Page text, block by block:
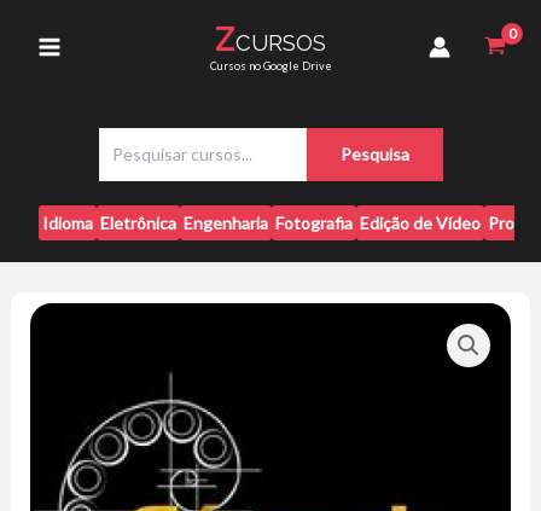
Menu
ZCURSOS
Cursos no Google Drive
s
q
u
i
a
Pesquisa
Idioma Eletrônica Engenharia Fotografia Edição de Vídeo
Luis